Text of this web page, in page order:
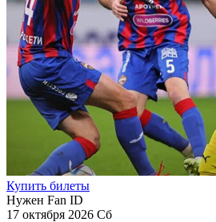
Купить билеты
Нужен Fan ID
17 октября 2026 Сб